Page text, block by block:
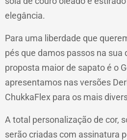
elegância.
Para uma liberdade que
pés que damos passos na sua
proposta maior de sapato é o
apresentamos nas versões
ChukkaFlex para os mais
A total personalização de cor,
serão criadas com assinatura